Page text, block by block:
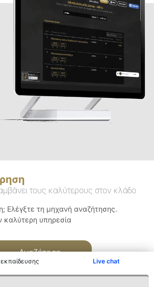
Live chat
τους καλύτερους στον κλάδο
Ελέγξτε τη μηχανή αναζήτησης.
καλύτερη υπηρεσία
Αναζήτηση